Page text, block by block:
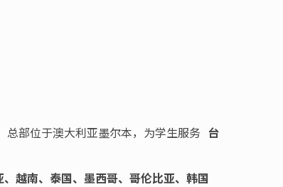
部位于澳大利亚墨尔本，为学生服务 台
越南、泰国、墨西哥、哥伦比亚、韩国